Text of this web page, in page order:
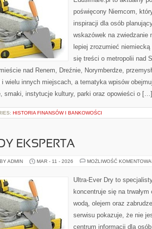
poświęcony Niemcom,
inspiracji dla osób
wskazówek na
lepiej zrozumieć
się treści o metropolii nad
nad Renem, Dreźnie, Norymberdze,
i wielu innych miejscach, a tematyka wpisów
smaki, instytucje kultury, parki oraz opowieści o […]
HISTORIA FINANSÓW I BANKOWOŚCI
EKSPERTA
ADMIN MAR - 11 - 2026 MOŻLIWOŚĆ
Ultra-Ever Dry to
koncentruje się na trwałym
wodą, olejem oraz
serwisu pokazuje, że nie
centrum informacji dla